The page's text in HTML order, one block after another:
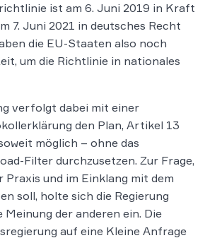
ist am 6. Juni 2019 in Kraft
7. Juni 2021 in deutsches Recht
die EU-Staaten also noch
um die Richtlinie in nationales
verfolgt dabei mit einer
den Plan, Artikel 13
möglich – ohne das
Filter durchzusetzen. Zur Frage,
Praxis und im Einklang mit dem
soll, holte sich die Regierung
Meinung der anderen ein. Die
auf eine Kleine Anfrage